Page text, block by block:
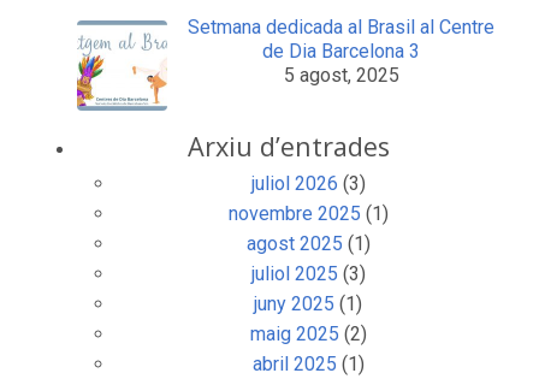
Setmana dedicada al Brasil al Centre
de Dia Barcelona 3
5 agost, 2025
Arxiu d’entrades
juliol 2026 (3)
novembre 2025 (1)
agost 2025 (1)
juliol 2025 (3)
juny 2025 (1)
maig 2025 (2)
abril 2025 (1)